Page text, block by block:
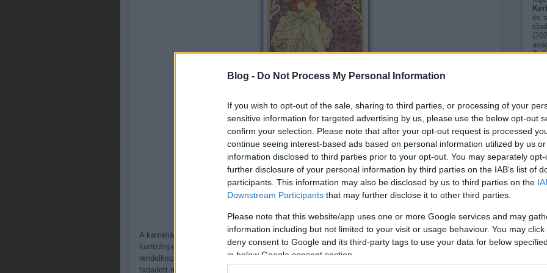
Blog - Do Not Process My Personal Information
If you wish to opt-out of the sale, sharing to third parties, or processing of your
sensitive information for targeted advertising by us, please use the below opt-out
confirm your selection. Please note that after your opt-out request is processed
continue seeing interest-based ads based on personal information utilized by us
information disclosed to third parties prior to your opt-out. You may separately
further disclosure of your personal information by third parties on the IAB’s list of
participants. This information may also be disclosed by us to third parties on the
Downstream Participants that may further disclose it to other third parties.
Please note that this website/app uses one or more Google services and may
information including but not limited to your visit or usage behaviour. You may
deny consent to Google and its third-party tags to use your data for below
in below Google consent section.
Alfons Mucha plakátja
A kaméliás hölgy, Alphonsine Plessis, Marie Duplessis néven lett kora leghíresebb és legkapósabb
kurtizánja, akinek bűvkörébe Dumas is hamar bekerült. Az intelligens, tekintélyes könyvtárral
rendelkező, kitűnően zongorázó hölgy számos gazdag hódolójának köszönhetően semmit nem
tagadott meg magától. Gyönyörű és drága ruhákban járt és virágokkal vette körbe magát. De a
és
(
(
(